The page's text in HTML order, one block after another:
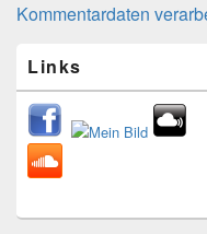
Kommentardaten
Seitenleisten
Widget-
Bereich
Links